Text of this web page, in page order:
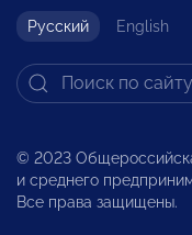
Русский English
© 2023
и среднего
Все права защищены.